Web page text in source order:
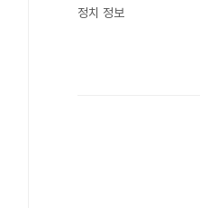
정치 정보